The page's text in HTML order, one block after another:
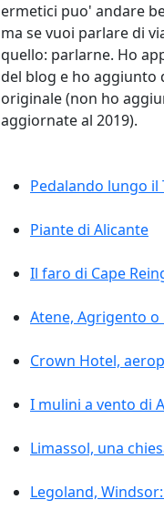
ermetici puo' andare
ma se vuoi parlare di
quello: parlarne. Ho
del blog e ho aggiunto
originale (non ho
aggiornate al 2019).
Pedalando lungo il
Piante di Alicante
Il faro di Cape
Atene, Agrigento o
Crown Hotel,
I mulini a vento di
Limassol, una
Legoland,